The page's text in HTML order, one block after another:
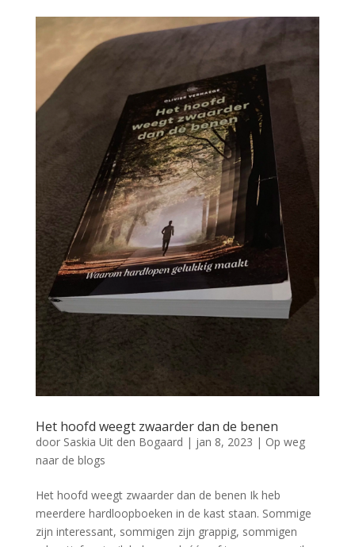
Het hoofd weegt zwaarder dan de benen
door Saskia Uit den Bogaard | jan 8, 2023 | Op weg
naar de blogs
Het hoofd weegt zwaarder dan de benen Ik heb
meerdere hardloopboeken in de kast staan. Sommige
zijn interessant, sommigen zijn grappig, sommigen